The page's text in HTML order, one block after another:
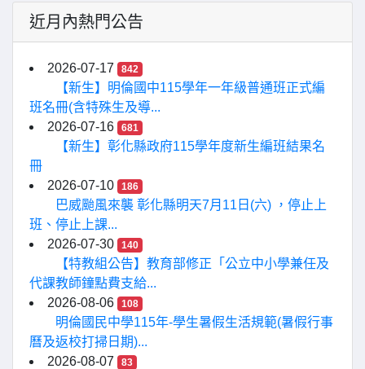
近月內熱門公告
2026-07-17 842
【新生】明倫國中115學年一年級普通班正式編
班名冊(含特殊生及導...
2026-07-16
681
【新生】彰化縣政府115學年度新生編班結果名
冊
2026-07-10
186
巴威颱風來襲 彰化縣明天7月11日(六) ，停止上
班、停止上課...
2026-07-30
140
【特教組公告】教育部修正「公立中小學兼任及
代課教師鐘點費支給...
2026-08-06
108
明倫國民中學115年-學生暑假生活規範(暑假行事
曆及返校打掃日期)...
2026-08-07
83